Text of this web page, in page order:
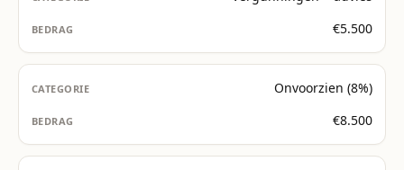
€5.500
Onvoorzien (8%)
€8.500